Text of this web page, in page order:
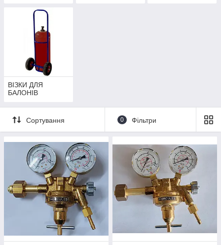
ПАЛЬНИКІВ
ВІЗКИ ДЛЯ
БАЛОНІВ
Сортування 0 Фільтри